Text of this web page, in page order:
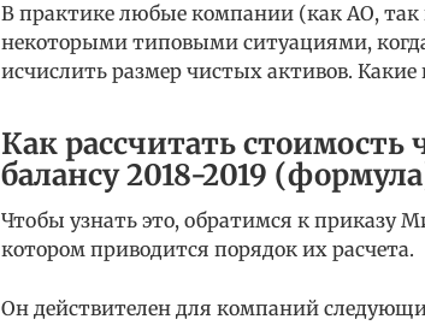
В практике любые компании (как АО,
некоторыми типовыми ситуациями,
исчислить размер чистых активов.
Как рассчитать
балансу 2018-2019
Чтобы узнать это, обратимся к приказу
котором приводится порядок их расчета.
Он действителен для компаний